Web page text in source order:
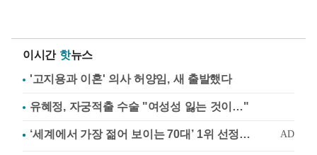
이시간 핫뉴스
'고지용과 이혼' 의사 허양임, 새 출발했다
유혜정, 자궁적출 수술 "여성성 잃는 것이…"